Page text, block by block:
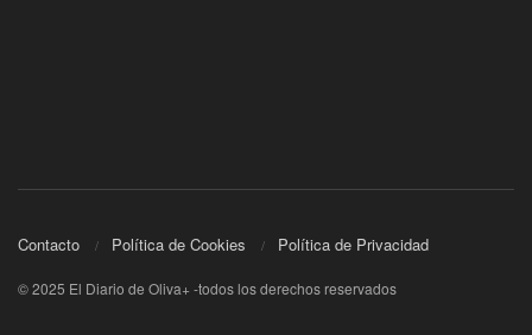
Contacto Política de Cookies Política de Privacidad
© 2025 El Diario de Oliva+ -todos los derechos reservados